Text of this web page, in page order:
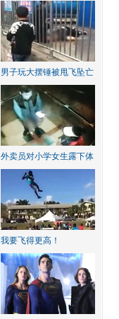
男子玩大摆锤被甩飞坠亡
外卖员对小学女生露下体
我要飞得更高！